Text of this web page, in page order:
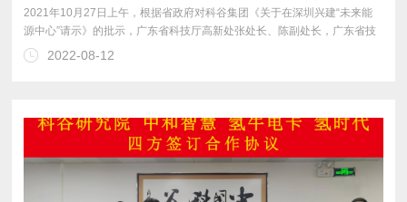
协会能投委张秘书长现场视频连线参加了会议。
2022-08-12